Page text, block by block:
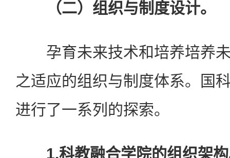
（二）组织与制度设计。
孕育未来技术和培养培养未
之适应的组织与制度体系。国
进行了一系列的探索。
1.科教融合学院的组织架